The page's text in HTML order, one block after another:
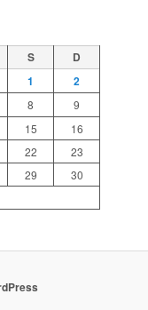
S
D
1
2
8
9
15
16
22
23
29
30